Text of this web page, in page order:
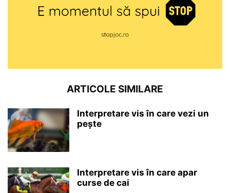
ARTICOLE SIMILARE
Interpretare vis în care vezi un
pește
Interpretare vis în care apar
curse de cai